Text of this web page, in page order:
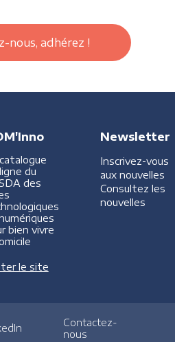
nous, adhérez !
du
des
bien vivre
le site
Newsletter
Inscrivez-vous
aux nouvelles
Consultez les
nouvelles
Contactez-
nous